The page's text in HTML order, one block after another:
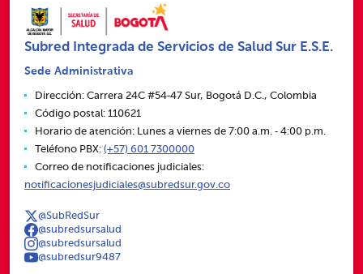
Subred Integrada de Servicios de Salud Sur E.S.E.
Sede Administrativa
Dirección: Carrera 24C #54‑47 Sur, Bogotá D.C., Colombia
Código postal: 110621
Horario de atención: Lunes a viernes de 7:00 a.m. ‑ 4:00 p.m.
Teléfono PBX: (+57) 601 7300000
Correo de notificaciones judiciales:
notificacionesjudiciales@subredsur.gov.co
@SubRedSur
@subredsursalud
@subredsursalud
@subredsur9487